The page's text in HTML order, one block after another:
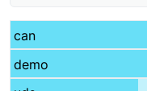
can
demo